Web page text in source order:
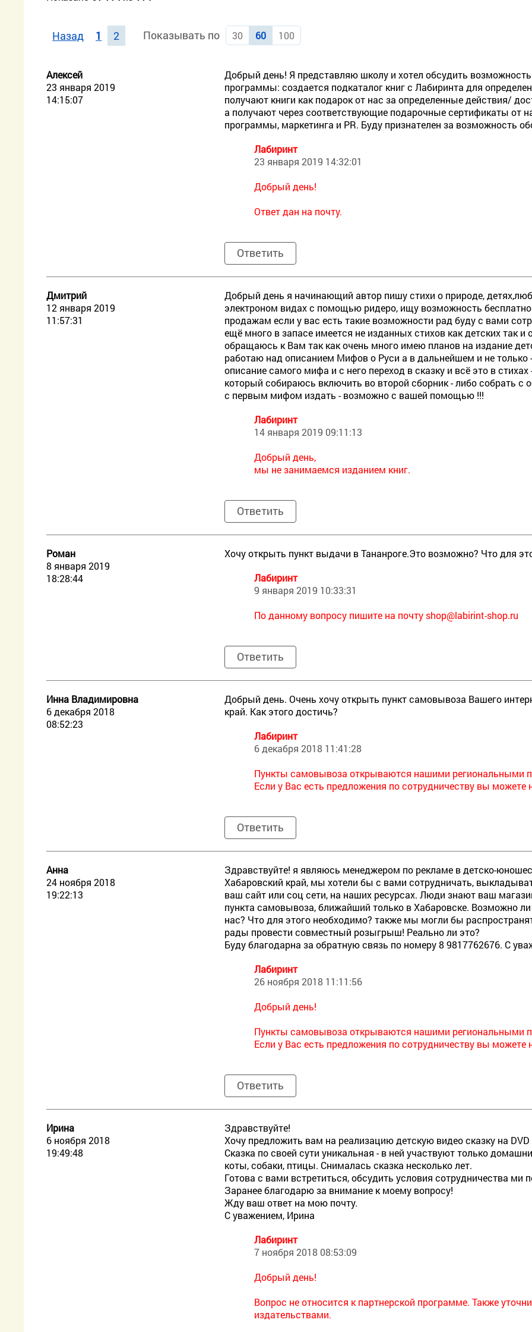
Назад 1 2 Показывать по 30 60 100
Алексей
23 января 2019
14:15:07
Добрый день! Я представляю школу и хотел обсудить
программы: создается подкаталог книг с Лабиринта для
получают книги как подарок от нас за определенные действия/
а получают через соответствующие подарочные сертификаты от
программы, маркетинга и PR. Буду признателен за возможность
Лабиринт
23 января 2019 14:32:01
Добрый день!
Ответ дан на почту.
Ответить
Дмитрий
12 января 2019
11:57:31
Добрый день я начинающий автор пишу стихи о природе,
электроном видах с помощью ридеро, ищу возможность
продажам если у вас есть такие возможности рад буду с вами
ещё много в запасе имеется не изданных стихов как детских так
обращаюсь к Вам так как очень много имею планов на издание
работаю над описанием Мифов о Руси а в дальнейшем и не только
описание самого мифа и с него переход в сказку и всё это в
который собираюсь включить во второй сборник - либо собрать с
с первым мифом издать - возможно с вашей помощью !!!
Лабиринт
14 января 2019 09:11:13
Добрый день,
мы не занимаемся изданием книг.
Ответить
Роман
8 января 2019
18:28:44
Хочу открыть пункт выдачи в Тананроге.Это возможно? Что для
Лабиринт
9 января 2019 10:33:31
По данному вопросу пишите на почту shop@labirint-shop.ru
Ответить
Инна Владимировна
6 декабря 2018
08:52:23
Добрый день. Очень хочу открыть пункт самовывоза Вашего
край. Как этого достичь?
Лабиринт
6 декабря 2018 11:41:28
Пункты самовывоза открываются нашими региональными
Если у Вас есть предложения по сотрудничеству вы можете
Ответить
Анна
24 ноября 2018
19:22:13
Здравствуйте! я являюсь менеджером по рекламе в детско-
Хабаровский край, мы хотели бы с вами сотрудничать,
ваш сайт или соц сети, на наших ресурсах. Люди знают ваш
пункта самовывоза, ближайший только в Хабаровске. Возможно
нас? Что для этого необходимо? также мы могли бы
рады провести совместный розыгрыш! Реально ли это?
Буду благодарна за обратную связь по номеру 8 9817762676. С
Лабиринт
26 ноября 2018 11:11:56
Добрый день!
Пункты самовывоза открываются нашими региональными
Если у Вас есть предложения по сотрудничеству вы можете
Ответить
Ирина
6 ноября 2018
19:49:48
Здравствуйте!
Хочу предложить вам на реализацию детскую видео сказку на DVD
Сказка по своей сути уникальная - в ней участвуют только
коты, собаки, птицы. Снималась сказка несколько лет.
Готова с вами встретиться, обсудить условия сотрудничества ми
Заранее благодарю за внимание к моему вопросу!
Жду ваш ответ на мою почту.
С уважением, Ирина
Лабиринт
7 ноября 2018 08:53:09
Добрый день!
Вопрос не относится к партнерской программе. Также
издательствами.